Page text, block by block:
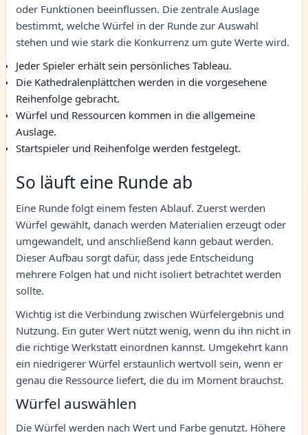
oder Funktionen beeinflussen. Die zentrale Auslage
bestimmt, welche Würfel in der Runde zur Auswahl
stehen und wie stark die Konkurrenz um gute Werte wird.
Jeder Spieler erhält sein persönliches Tableau.
Die Kathedralenplättchen werden in die vorgesehene
Reihenfolge gebracht.
Würfel und Ressourcen kommen in die allgemeine
Auslage.
Startspieler und Reihenfolge werden festgelegt.
So läuft eine Runde ab
Eine Runde folgt einem festen Ablauf. Zuerst werden
Würfel gewählt, danach werden Materialien erzeugt oder
umgewandelt, und anschließend kann gebaut werden.
Dieser Aufbau sorgt dafür, dass jede Entscheidung
mehrere Folgen hat und nicht isoliert betrachtet werden
sollte.
Wichtig ist die Verbindung zwischen Würfelergebnis und
Nutzung. Ein guter Wert nützt wenig, wenn du ihn nicht in
die richtige Werkstatt einordnen kannst. Umgekehrt kann
ein niedrigerer Würfel erstaunlich wertvoll sein, wenn er
genau die Ressource liefert, die du im Moment brauchst.
Würfel auswählen
Die Würfel werden nach Wert und Farbe genutzt. Höhere